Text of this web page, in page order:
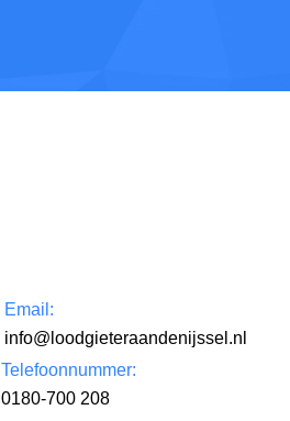
Email:
info@loodgieteraandenijssel.nl
Telefoonnummer:
0180-700 208